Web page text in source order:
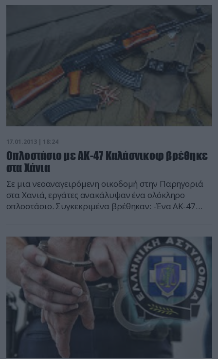
τέσσερις μέρες, όπου η γυναίκα εισήχθη στο
Ιπποκράτειο νοσοκομείο, για να γεννήσει. Όπως είχε
συμφωνηθεί το αγοράκι που γέννησε θα το πωλούσε
17.01.2013 | 18:24
Oπλοστάσιο με ΑΚ-47 Καλάσνικοφ βρέθηκε
στα Χάνια
Σε μια νεοαναγειρόμενη οικοδομή στην Παρηγοριά
στα Χανιά, εργάτες ανακάλυψαν ένα ολόκληρο
οπλοστάσιο. Συγκεκριμένα βρέθηκαν: -Ένα ΑΚ-47
Κλοκ και -μεγάλο αριθμό σφαιρών Τα όπλα θ’
αποσταλούν στην Αθήνα στα ειδικά εγκληματολογικά
εργαστήρια της ΕΛΑΣ για να διαπιστωθεί αν έχουν
χρησιμοποιηθεί […]